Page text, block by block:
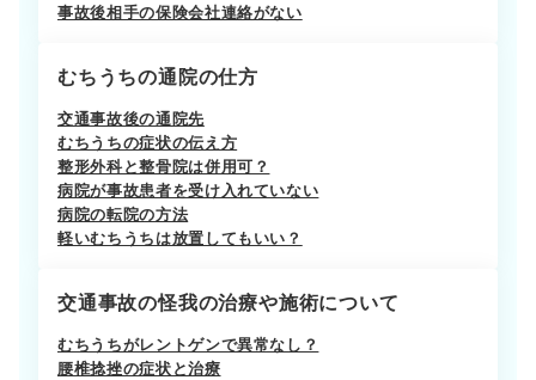
事故後相手の保険会社連絡がない
むちうちの通院の仕方
交通事故後の通院先
むちうちの症状の伝え方
整形外科と整骨院は併用可？
病院が事故患者を受け入れていない
病院の転院の方法
軽いむちうちは放置してもいい？
交通事故の怪我の治療や施術について
むちうちがレントゲンで異常なし？
腰椎捻挫の症状と治療